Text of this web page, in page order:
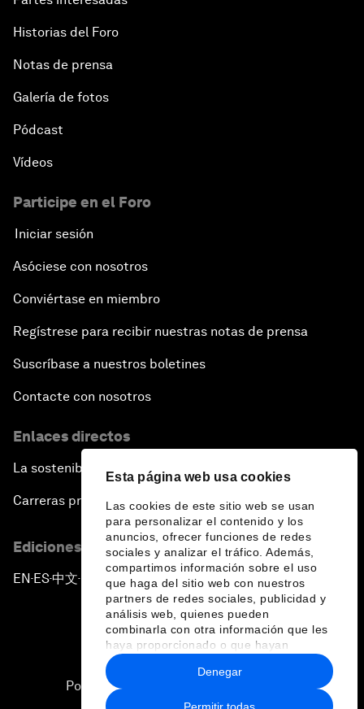
Esta página web usa cookies
Las cookies de este sitio web se usan
para personalizar el contenido y los
anuncios, ofrecer funciones de redes
sociales y analizar el tráfico. Además,
compartimos información sobre el uso
que haga del sitio web con nuestros
partners de redes sociales, publicidad y
análisis web, quienes pueden
combinarla con otra información que les
haya proporcionado o que hayan
recopilado a partir del uso que haya
hecho de sus servicios.
Permitir todas
Denegar
Historias del Foro
Notas de prensa
Galería de fotos
Pódcast
Vídeos
Participe en el Foro
Iniciar sesión
Asóciese con nosotros
Conviértase en miembro
Regístrese para recibir nuestras notas de prensa
Suscríbase a nuestros boletines
Contacte con nosotros
Enlaces directos
La sostenibilidad en el Foro
Carreras profesionales
Ediciones en otros idiomas
EN ▪ES▪中文▪ 日本語
Política de privacidad y normas de uso